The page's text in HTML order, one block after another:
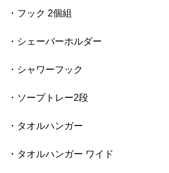
・フック 2個組
・シェーバーホルダー
・シャワーフック
・ソープトレー2段
・タオルハンガー
・タオルハンガー ワイド